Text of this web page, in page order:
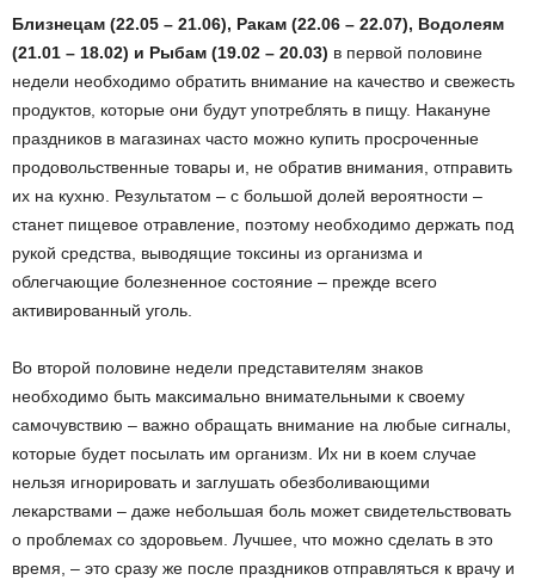
Близнецам (22.05 – 21.06), Ракам (22.06 – 22.07), Водолеям
(21.01 – 18.02) и Рыбам (19.02 – 20.03) в первой половине
недели необходимо обратить внимание на качество и свежесть
продуктов, которые они будут употреблять в пищу. Накануне
праздников в магазинах часто можно купить просроченные
продовольственные товары и, не обратив внимания, отправить
их на кухню. Результатом – с большой долей вероятности –
станет пищевое отравление, поэтому необходимо держать под
рукой средства, выводящие токсины из организма и
облегчающие болезненное состояние – прежде всего
активированный уголь.
Во второй половине недели представителям знаков
необходимо быть максимально внимательными к своему
самочувствию – важно обращать внимание на любые сигналы,
которые будет посылать им организм. Их ни в коем случае
нельзя игнорировать и заглушать обезболивающими
лекарствами – даже небольшая боль может свидетельствовать
о проблемах со здоровьем. Лучшее, что можно сделать в это
время, – это сразу же после праздников отправляться к врачу и